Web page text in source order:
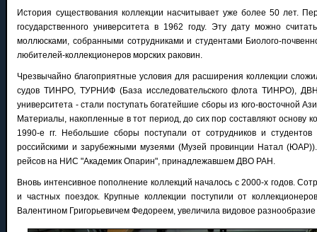
История существования коллекции насчитывает уже более 50 лет.
государственного университета в 1962 году. Эту дату можно
моллюсками, собранными сотрудниками и студентами Биолого-
любителей-коллекционеров морских раковин.
Чрезвычайно благоприятные условия для расширения коллекции
судов ТИНРО, ТУРНИФ (База исследовательского флота ТИНРО),
университета - стали поступать богатейшие сборы из юго-восточной
Материалы, накопленные в тот период, до сих пор составляют основу
1990-е гг. Небольшие сборы поступали от сотрудников и
российскими и зарубежными музеями (Музей провинции Натал
рейсов на НИС "Академик Опарин", принадлежавшем ДВО РАН.
Вновь интенсивное пополнение коллекций началось с 2000-х годов.
и частных поездок. Крупные коллекции поступили от
Валентином Григорьевичем Федореем, увеличила видовое